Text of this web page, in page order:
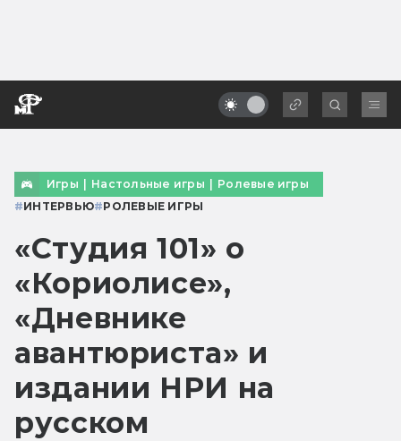
Игры | Настольные игры | Ролевые игры
#ИНТЕРВЬЮ#РОЛЕВЫЕ ИГРЫ
«Студия 101» о
«Кориолисе»,
«Дневнике
авантюриста» и
издании НРИ на
русском